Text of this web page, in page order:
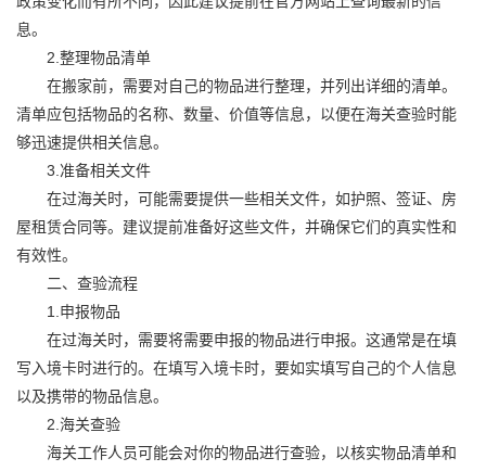
息。
2.整理物品清单
在搬家前，需要对自己的物品进行整理，并列出详细的清单。
清单应包括物品的名称、数量、价值等信息，以便在海关查验时能
够迅速提供相关信息。
3.准备相关文件
在过海关时，可能需要提供一些相关文件，如护照、签证、房
屋租赁合同等。建议提前准备好这些文件，并确保它们的真实性和
有效性。
二、查验流程
1.申报物品
在过海关时，需要将需要申报的物品进行申报。这通常是在填
写入境卡时进行的。在填写入境卡时，要如实填写自己的个人信息
以及携带的物品信息。
2.海关查验
海关工作人员可能会对你的物品进行查验，以核实物品清单和